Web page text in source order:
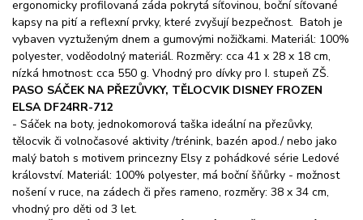
ergonomicky profilovaná záda pokrytá síťovinou, boční síťované
kapsy na pití a reflexní prvky, které zvyšují bezpečnost. Batoh je
vybaven vyztuženým dnem a gumovými nožičkami. Materiál: 100%
polyester, voděodolný materiál. Rozměry: cca 41 x 28 x 18 cm,
nízká hmotnost: cca 550 g. Vhodný pro dívky pro I. stupeň ZŠ.
PASO SÁČEK NA PŘEZŮVKY, TĚLOCVIK DISNEY FROZEN
ELSA DF24RR-712
- Sáček na boty, jednokomorová taška ideální na přezůvky,
tělocvik či volnočasové aktivity /trénink, bazén apod./ nebo jako
malý batoh s motivem princezny Elsy z pohádkové série Ledové
království. Materiál: 100% polyester, má boční šňůrky - možnost
nošení v ruce, na zádech či přes rameno, rozměry: 38 x 34 cm,
vhodný pro děti od 3 let.